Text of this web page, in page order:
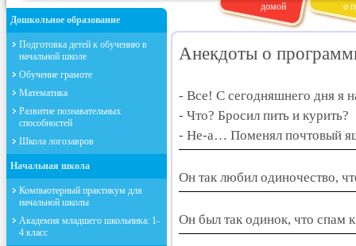
домой
о
Дошкольное образование
Подготовка детей к обучению в
начальной школе
Обучение грамоте
Математика
Развитие познавательных
способностей
Школа логозавров
Начальная школа
Компьютерный практикум для
начальной школы
Академия младшего школьника: 1-
4 класс
Анекдоты о
- Все! С сегодняшнего дня я
- Что? Бросил пить и курить?
- Не-а… Поменял почтовый
Он так любил одиночество,
Он был так одинок, что спам